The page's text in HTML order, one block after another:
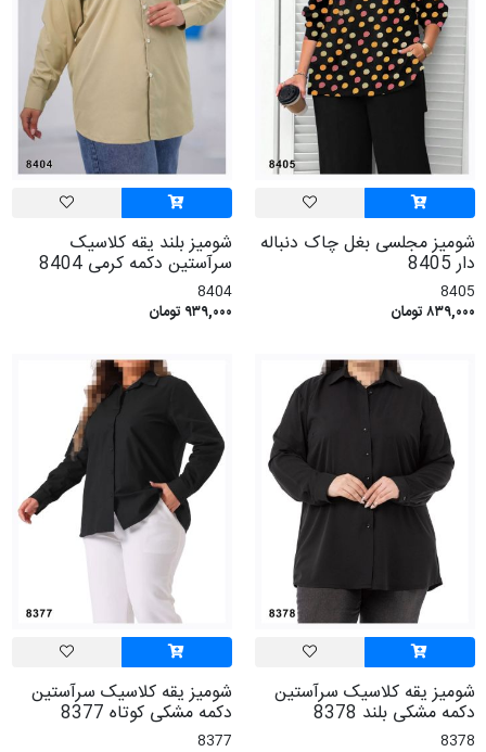
شومیز مجلسی بغل چاک دنباله
دار 8405
8405
۸۳۹,۰۰۰ تومان
شومیز بلند یقه کلاسیک
سرآستین دکمه کرمی 8404
8404
۹۳۹,۰۰۰ تومان
شومیز یقه کلاسیک سرآستین
دکمه مشکی بلند 8378
8378
شومیز یقه کلاسیک سرآستین
دکمه مشکی کوتاه 8377
8377